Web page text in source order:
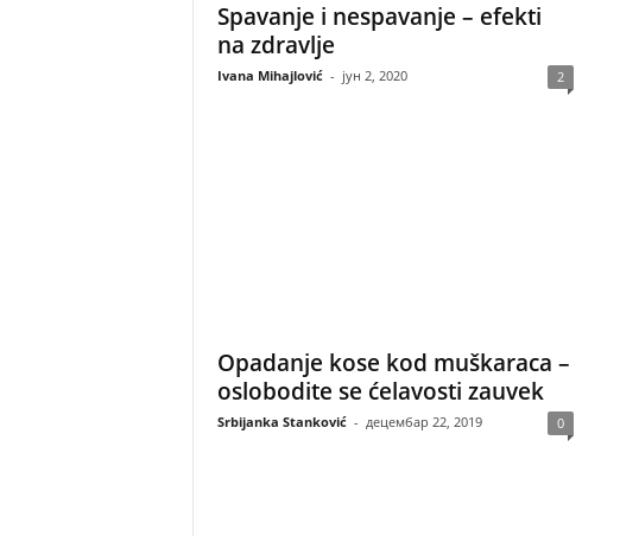
Spavanje i nespavanje – efekti
na zdravlje
Ivana Mihajlović - јун 2, 2020 2
Opadanje kose kod muškaraca –
oslobodite se ćelavosti zauvek
Srbijanka Stanković - децембар 22, 2019 0